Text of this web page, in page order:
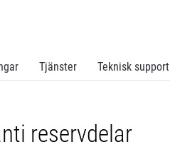
Tjänster Teknisk support
reservdelar